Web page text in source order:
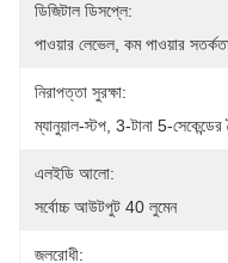
ডিজিটাল ডিসপ্লে:
পাওয়ার লেভেল, কম পাওয়ার
নিরাপত্তা সুরক্ষা:
ম্যানুয়াল-স্টপ, 3-টানা 5-
এলইডি আলো:
সর্বোচ্চ আউটপুট 40 লুমেন
জলরোধী: